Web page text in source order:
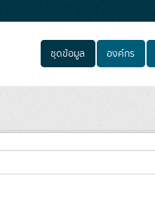
ชุดข้อมูล องค์กร